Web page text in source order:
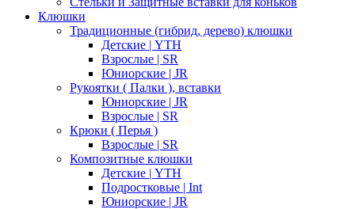
Клюшки
Традиционные (гибрид, дерево) клюшки
Детские | YTH
Взрослые | SR
Юниорские | JR
Рукоятки ( Палки ), вставки
Юниорские | JR
Взрослые | SR
Крюки ( Перья )
Взрослые | SR
Композитные клюшки
Детские | YTH
Подростковые | Int
Юниорские | JR